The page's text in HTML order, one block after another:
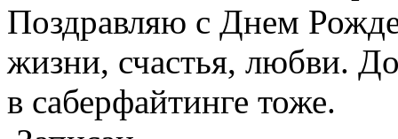
Поздравляю с Днем
жизни, счастья, любви.
в саберфайтинге тоже.